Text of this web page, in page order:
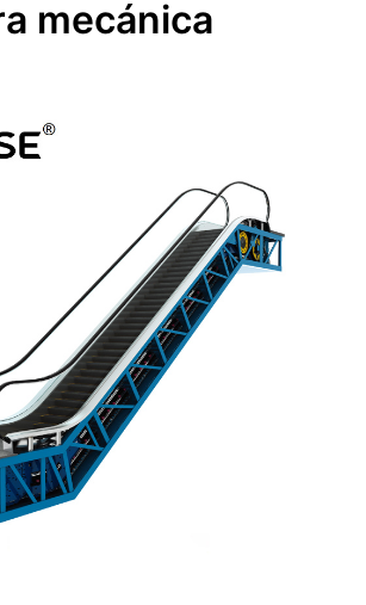
mecánica